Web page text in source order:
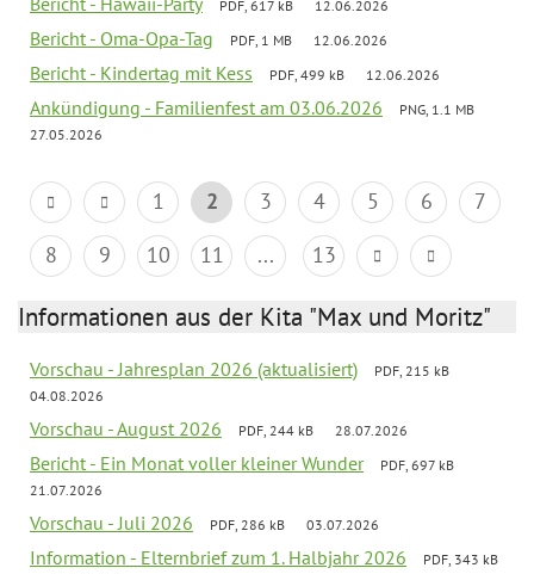
PDF, 617 kB 12.06.2026
Bericht - Oma-Opa-Tag PDF, 1 MB 12.06.2026
Bericht - Kindertag mit Kess PDF, 499 kB 12.06.2026
Ankündigung - Familienfest am 03.06.2026
PNG, 1.1 MB
27.05.2026
1 2 3 4 5 6
7
8
9 10 11 ... 13
Informationen aus der Kita "Max und Moritz"
Vorschau - Jahresplan 2026 (aktualisiert)
PDF, 215 kB
04.08.2026
Vorschau - August 2026 PDF, 244 kB 28.07.2026
Bericht - Ein Monat voller kleiner Wunder
PDF, 697 kB
21.07.2026
Vorschau - Juli 2026 PDF, 286 kB 03.07.2026
Information - Elternbrief zum 1. Halbjahr 2026
PDF, 343 kB